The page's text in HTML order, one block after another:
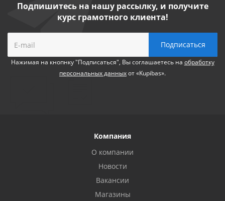
Подпишитесь на нашу рассылку, и получите
курс грамотного клиента!
Нажимая на кнопнку "Подписаться", Вы соглашаетесь на обработку
персональных данныхот «Kupibas».
Компания
О компании
Новости
Вакансии
Магазины